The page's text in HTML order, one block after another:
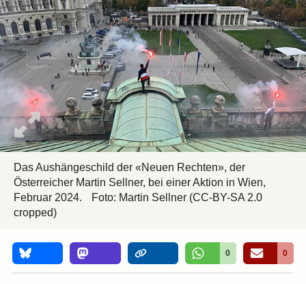
Das Aushängeschild der «Neuen Rechten», der
Österreicher Martin Sellner, bei einer Aktion in Wien,
Februar 2024.
Foto: Martin Sellner (CC-BY-SA 2.0
cropped)
0 0